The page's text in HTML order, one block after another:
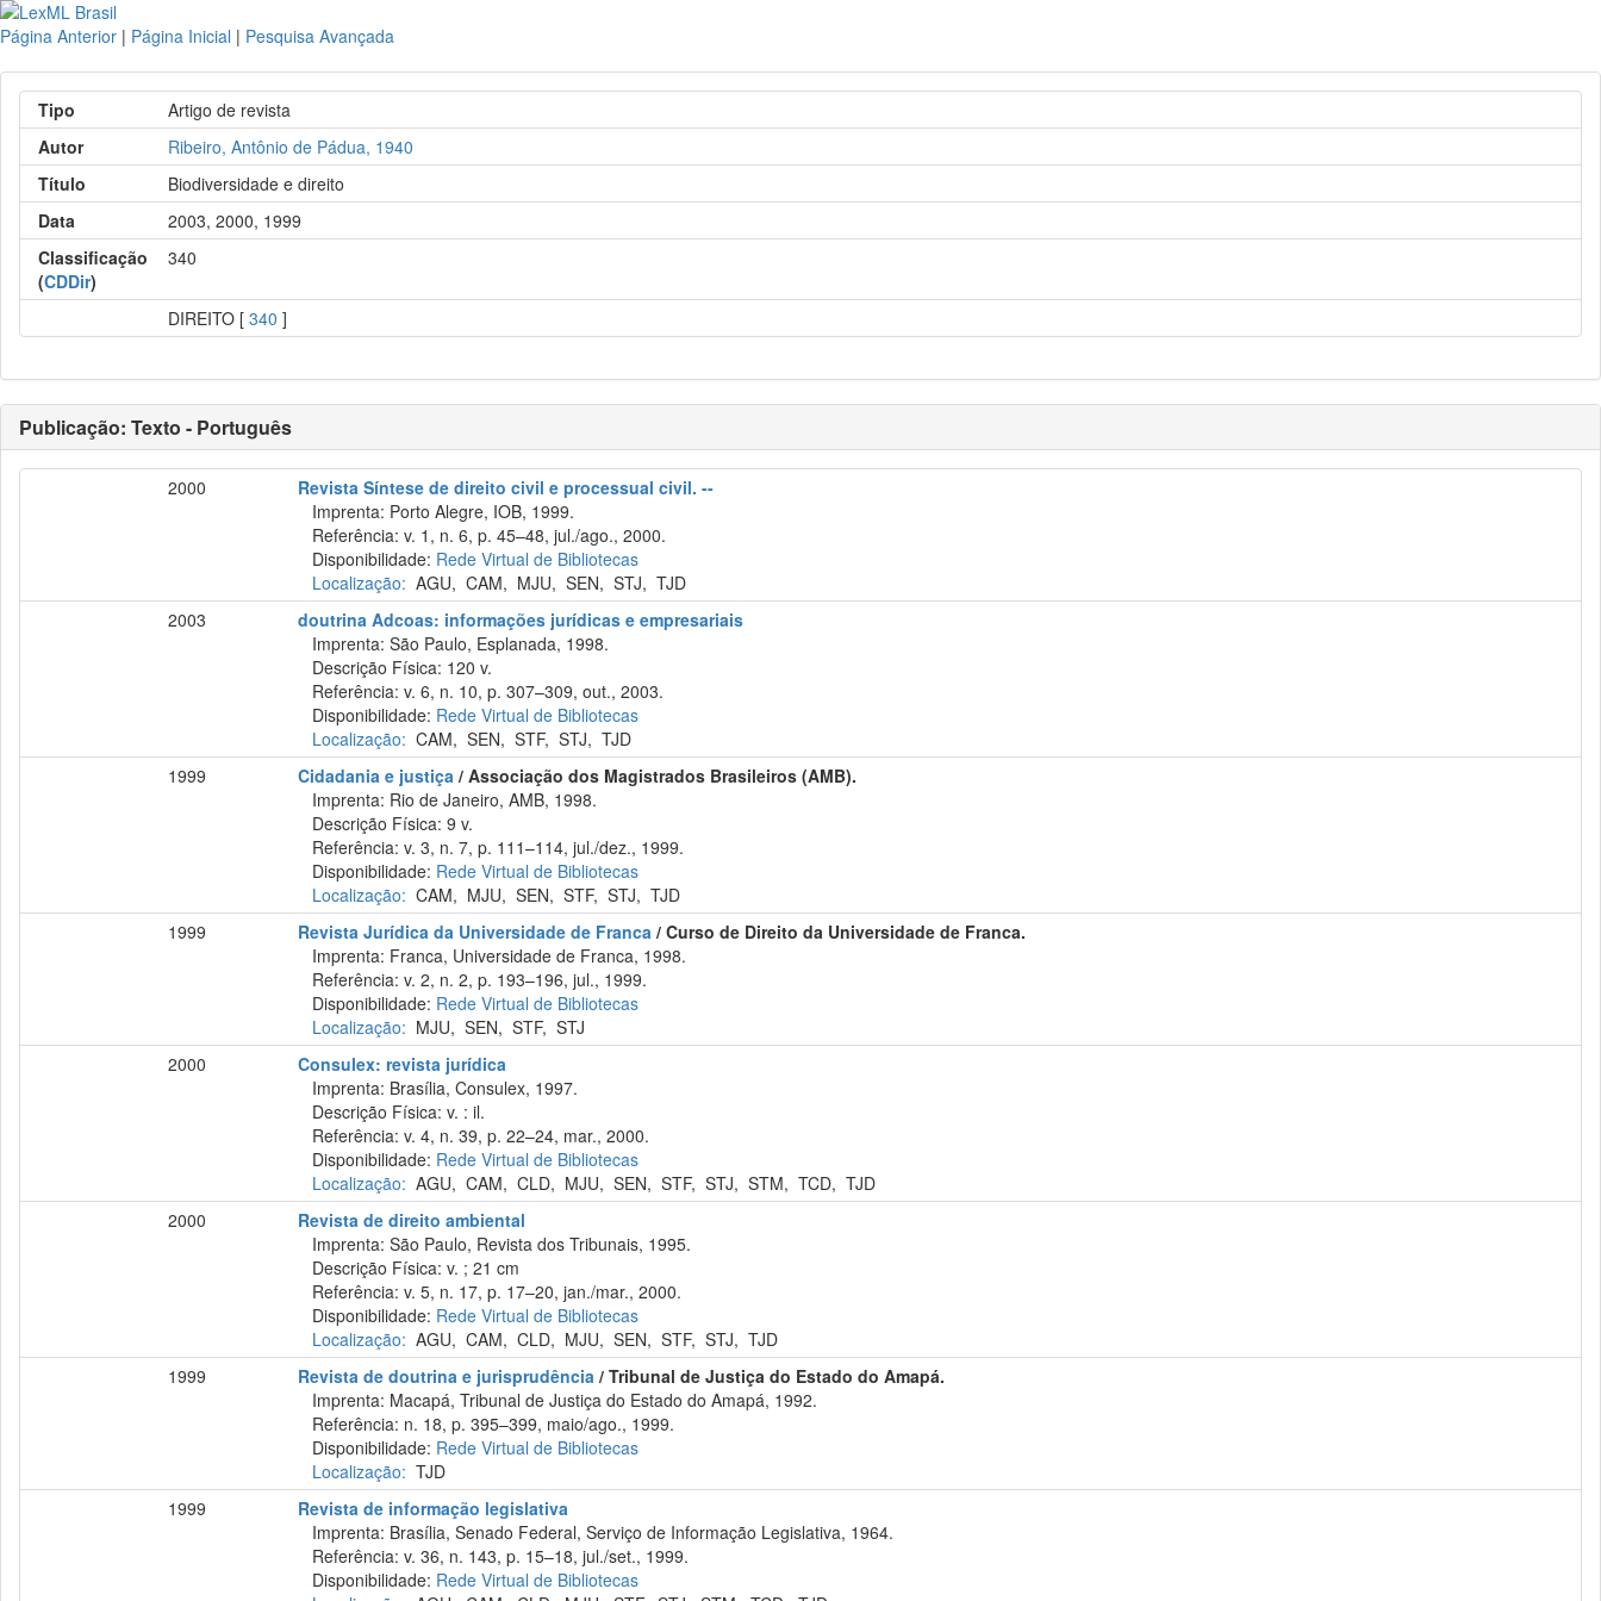
Página Anterior | Página Inicial | Pesquisa Avançada
Tipo
Artigo de revista
Autor
Ribeiro, Antônio de Pádua, 1940
Título
Biodiversidade e direito
Data
2003, 2000, 1999
Classificação
(CDDir)
340
DIREITO [340 ]
Publicação: Texto - Português
2000
Revista Síntese de direito civil e processual civil. --
Imprenta: Porto Alegre, IOB, 1999.
Referência: v. 1, n. 6, p. 45–48, jul./ago., 2000.
Disponibilidade: Rede Virtual de Bibliotecas
Localização: AGU,CAM, MJU,SEN,STJ,TJD
2003
doutrina Adcoas: informações jurídicas e empresariais
Imprenta: São Paulo, Esplanada, 1998.
Descrição Física: 120 v.
Referência: v. 6, n. 10, p. 307–309, out., 2003.
Disponibilidade: Rede Virtual de Bibliotecas
Localização: CAM,SEN,STF,STJ,TJD
1999
Cidadania e justiça / Associação dos Magistrados Brasileiros (AMB).
Imprenta: Rio de Janeiro, AMB, 1998.
Descrição Física: 9 v.
Referência: v. 3, n. 7, p. 111–114, jul./dez., 1999.
Disponibilidade: Rede Virtual de Bibliotecas
Localização: CAM, MJU,SEN,STF,STJ,TJD
1999
Revista Jurídica da Universidade de Franca / Curso de Direito da Universidade de Franca.
Imprenta: Franca, Universidade de Franca, 1998.
Referência: v. 2, n. 2, p. 193–196, jul., 1999.
Disponibilidade: Rede Virtual de Bibliotecas
Localização: MJU,SEN,STF,STJ
2000
Consulex: revista jurídica
Imprenta: Brasília, Consulex, 1997.
Descrição Física: v. : il.
Referência: v. 4, n. 39, p. 22–24, mar., 2000.
Disponibilidade: Rede Virtual de Bibliotecas
Localização: AGU,CAM,CLD, MJU,SEN,STF,STJ,STM,TCD,TJD
2000
Revista de direito ambiental
Imprenta: São Paulo, Revista dos Tribunais, 1995.
Descrição Física: v. ; 21 cm
Referência: v. 5, n. 17, p. 17–20, jan./mar., 2000.
Disponibilidade: Rede Virtual de Bibliotecas
Localização: AGU,CAM,CLD, MJU,SEN,STF,STJ,TJD
1999
Revista de doutrina e jurisprudência / Tribunal de Justiça do Estado do Amapá.
Imprenta: Macapá, Tribunal de Justiça do Estado do Amapá, 1992.
Referência: n. 18, p. 395–399, maio/ago., 1999.
Disponibilidade: Rede Virtual de Bibliotecas
Localização: TJD
1999
Revista de informação legislativa
Imprenta: Brasília, Senado Federal, Serviço de Informação Legislativa, 1964.
Referência: v. 36, n. 143, p. 15–18, jul./set., 1999.
Disponibilidade: Rede Virtual de Bibliotecas